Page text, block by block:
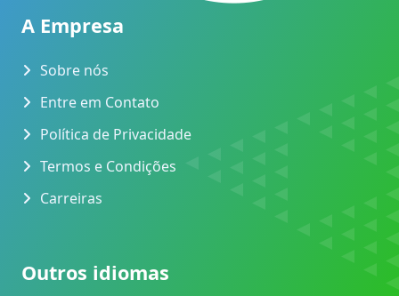
A Empresa
Sobre nós
Entre em Contato
Política de Privacidade
Termos e Condições
Carreiras
Outros idiomas